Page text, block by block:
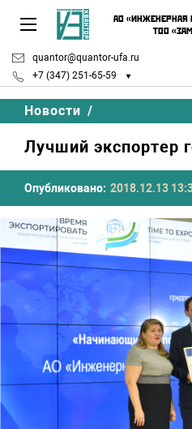
АО «ИНЖЕНЕРНАЯ
ТОО
quantor@quantor-ufa.ru
+7 (347) 251-65-59
Новости /
Лучший экспортер
Опубликовано: 2018.12.13